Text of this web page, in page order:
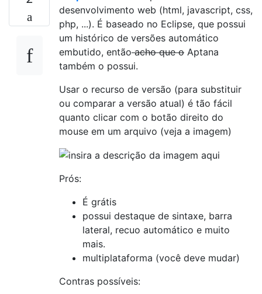
desenvolvimento web (html, javascript, css,
php, ...). É baseado no Eclipse, que possui
um histórico de versões automático
embutido, entãoacho que o Aptana
também o possui.
Usar o recurso de versão (para substituir
ou comparar a versão atual) é tão fácil
quanto clicar com o botão direito do
mouse em um arquivo (veja a imagem)
Prós:
É grátis
possui destaque de sintaxe, barra
lateral, recuo automático e muito
mais.
multiplataforma (você deve mudar)
Contras possíveis: